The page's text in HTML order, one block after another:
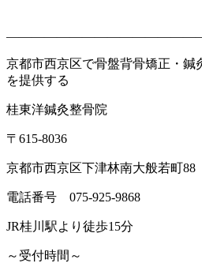
京都市西京区で骨盤背骨矯正・鍼
を提供する
桂東洋鍼灸整骨院
〒615-8036
京都市西京区下津林南大般若町
電話番号 075-925-9868
JR桂川駅より徒歩15分
～受付時間～